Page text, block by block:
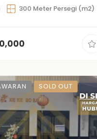
300 Meter Persegi (m2)
SOLD OUT